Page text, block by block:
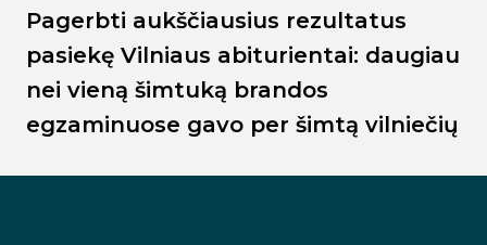
Pagerbti aukščiausius rezultatus
pasiekę Vilniaus abiturientai: daugiau
nei vieną šimtuką brandos
egzaminuose gavo per šimtą vilniečių